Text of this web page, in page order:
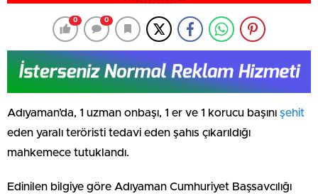
0 0
Adıyaman’da, 1 uzman onbaşı, 1 er ve 1 korucu başını şehit
eden yaralı teröristi tedavi eden şahıs çıkarıldığı
mahkemece tutuklandı.
Edinilen bilgiye göre Adıyaman Cumhuriyet Başsavcılığı